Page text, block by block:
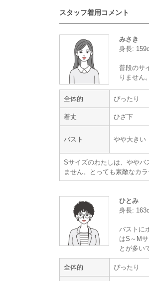
周りの方から素敵と褒め
年齢 : 50代以降
身長 :150〜154cm
体重 :
45～49kg
体型 :標準
9.5cmのヒールを履いて床スレ
てしまった。
またバストは小さめなので、
もしくはバストのところが伸
思う。
周りの方から素敵と褒めても
サイトはとても見やすかった。
Selected mebelle muse
ほめられました
スタッフ着用コメント
みさき
身長:
普段のサ
りません
全体的 ぴったり
着丈 ひざ下
バスト やや大きい
Sサイズのわたしは、ややバ
ません。とっても素敵なカラ
ひとみ
身長:
バストに
はS～M
とが多い
全体的 ぴったり